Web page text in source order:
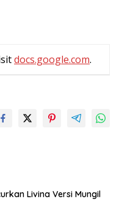
docs.google.com.
Livina Versi Mungil